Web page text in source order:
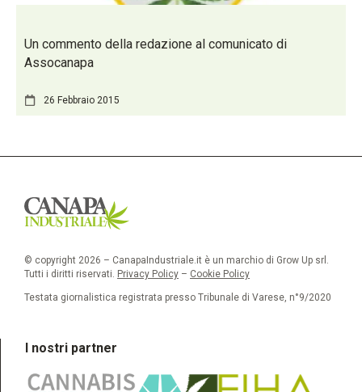
Un commento della redazione al comunicato di
Assocanapa
26 Febbraio 2015
© copyright 2026 – CanapaIndustriale.it è un marchio di Grow Up srl.
Tutti i diritti riservati. Privacy Policy – Cookie Policy
Testata giornalistica registrata presso Tribunale di Varese, n°9/2020
I nostri partner